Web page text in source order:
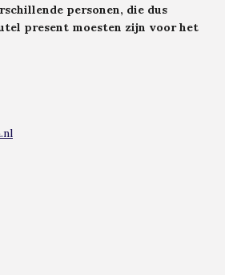
personen, die dus
present moesten zijn voor het